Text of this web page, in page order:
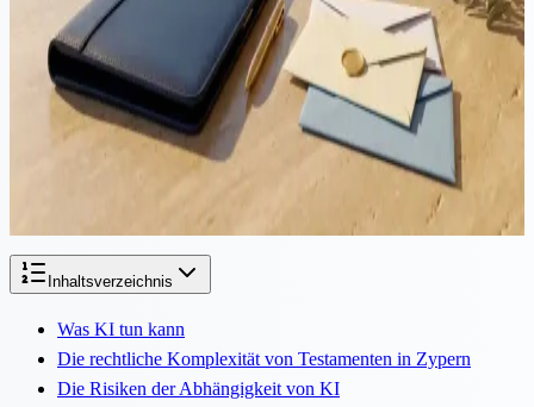
Schenkung von Eigentum vs. Trusts vs. Testamente: Wichtige
Unterschiede in der Nachlassplanung
Bei der Planung der Zukunft Ihres Nachlasses, insbesondere im
Hinblick auf die Übertragung von Eigentum, ist es entscheidend, die
verschiedenen rechtlichen Mechanismen zu verstehen, die zur
Inhaltsverzeichnis
Was KI tun kann
Die rechtliche Komplexität von Testamenten in Zypern
Die Risiken der Abhängigkeit von KI